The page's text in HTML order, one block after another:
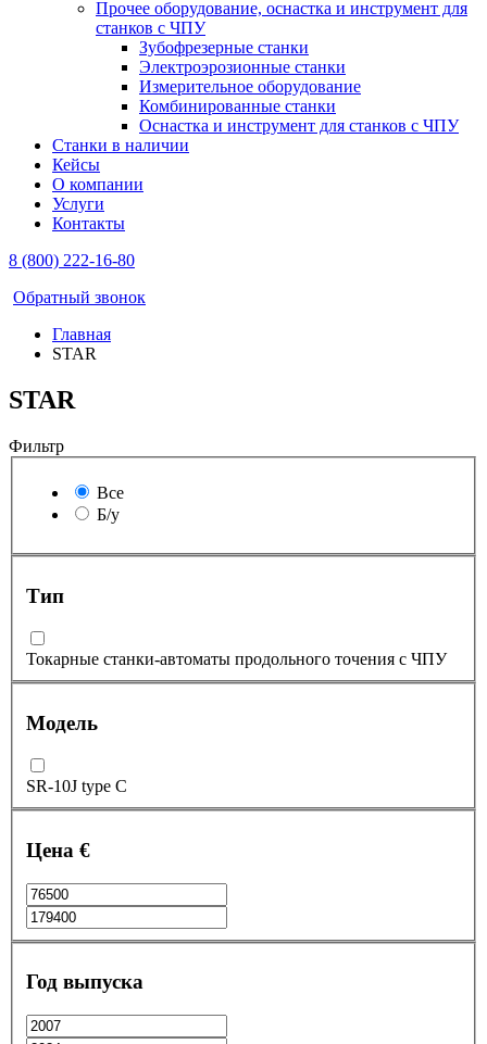
Прочее оборудование, оснастка и инструмент для
станков с ЧПУ
Зубофрезерные станки
Электроэрозионные станки
Измерительное оборудование
Комбинированные станки
Оснастка и инструмент для станков с ЧПУ
Станки в наличии
Кейсы
О компании
Услуги
Контакты
8 (800) 222-16-80
Обратный звонок
Главная
STAR
STAR
Фильтр
Все
Б/у
Тип
Токарные станки-автоматы продольного точения с ЧПУ
Модель
SR-10J type C
Цена €
Год выпуска